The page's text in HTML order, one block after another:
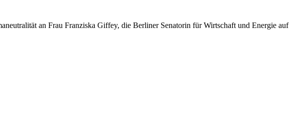
an Frau Franziska Giffey, die Berliner Senatorin für Wirtschaft und Energie auf